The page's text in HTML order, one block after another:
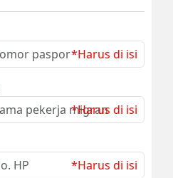
*Harus di isi
*Harus di isi
*Harus di isi